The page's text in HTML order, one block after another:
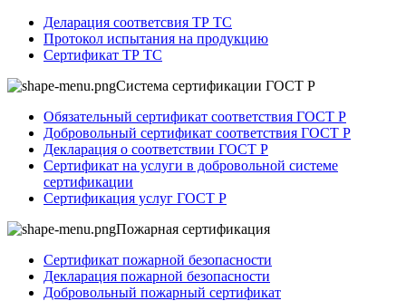
Деларация соответсвия ТР ТС
Протокол испытания на продукцию
Сертификат ТР ТС
Система сертификации ГОСТ Р
Обязательный сертификат соответствия ГОСТ Р
Добровольный сертификат соответствия ГОСТ Р
Декларация о соответствии ГОСТ Р
Сертификат на услуги в добровольной системе
сертификации
Сертификация услуг ГОСТ Р
Пожарная сертификация
Сертификат пожарной безопасности
Декларация пожарной безопасности
Добровольный пожарный сертификат